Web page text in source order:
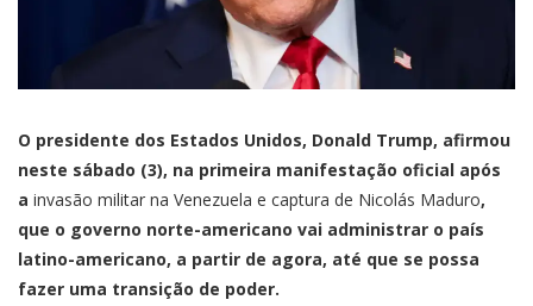
O presidente dos Estados Unidos, Donald Trump, afirmou
neste sábado (3), na primeira manifestação oficial após
a invasão militar na Venezuela e captura de Nicolás Maduro,
que o governo norte-americano vai administrar o país
latino-americano, a partir de agora, até que se possa
fazer uma transição de poder.